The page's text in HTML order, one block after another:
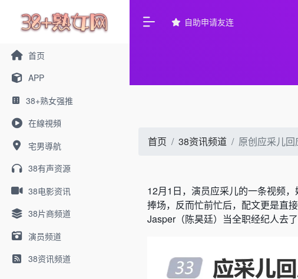
首页
APP
38+熟女强推
在線視頻
宅男導航
38有声资源
38电影资讯
38片商频道
演员频道
38资讯频道
自助申请友连
首页 38资讯频道 原创应采儿
12月1日，演员应采儿的一条视频
捧场，反而忙前忙后，配文更是直
Jasper（陈昊廷）当全职经纪人去了